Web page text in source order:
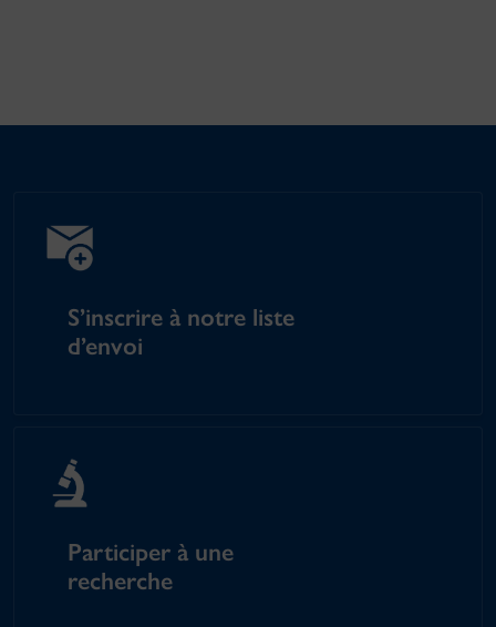
S’inscrire à notre liste
d’envoi
Participer à une
recherche